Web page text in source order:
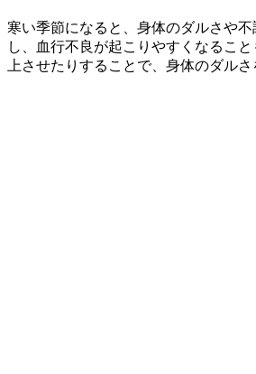
寒い季節になると、身体のダルさや
し、血行不良が起こりやすくなるこ
上させたりすることで、身体のダル